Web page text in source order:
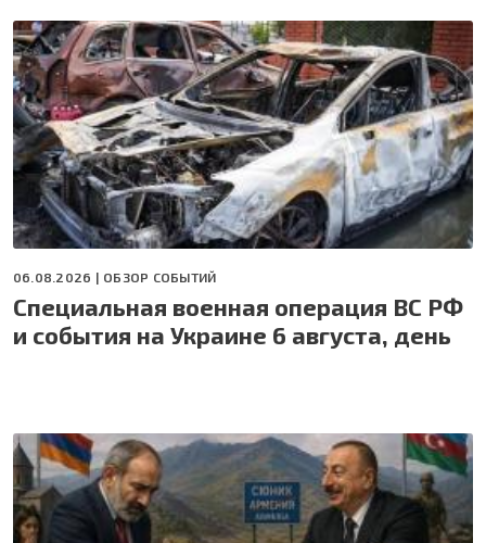
06.08.2026 | ОБЗОР СОБЫТИЙ
Специальная военная операция ВС РФ
и события на Украине 6 августа, день